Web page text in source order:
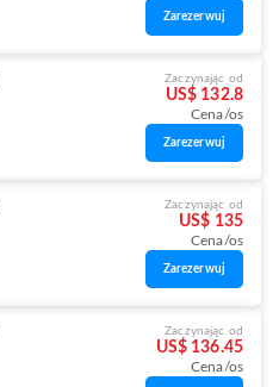
Zarezerwuj
Zaczynając od
US$ 132.8
Cena/os
Zarezerwuj
Zaczynając od
US$ 135
Cena/os
Zarezerwuj
Zaczynając od
US$ 136.45
Cena/os